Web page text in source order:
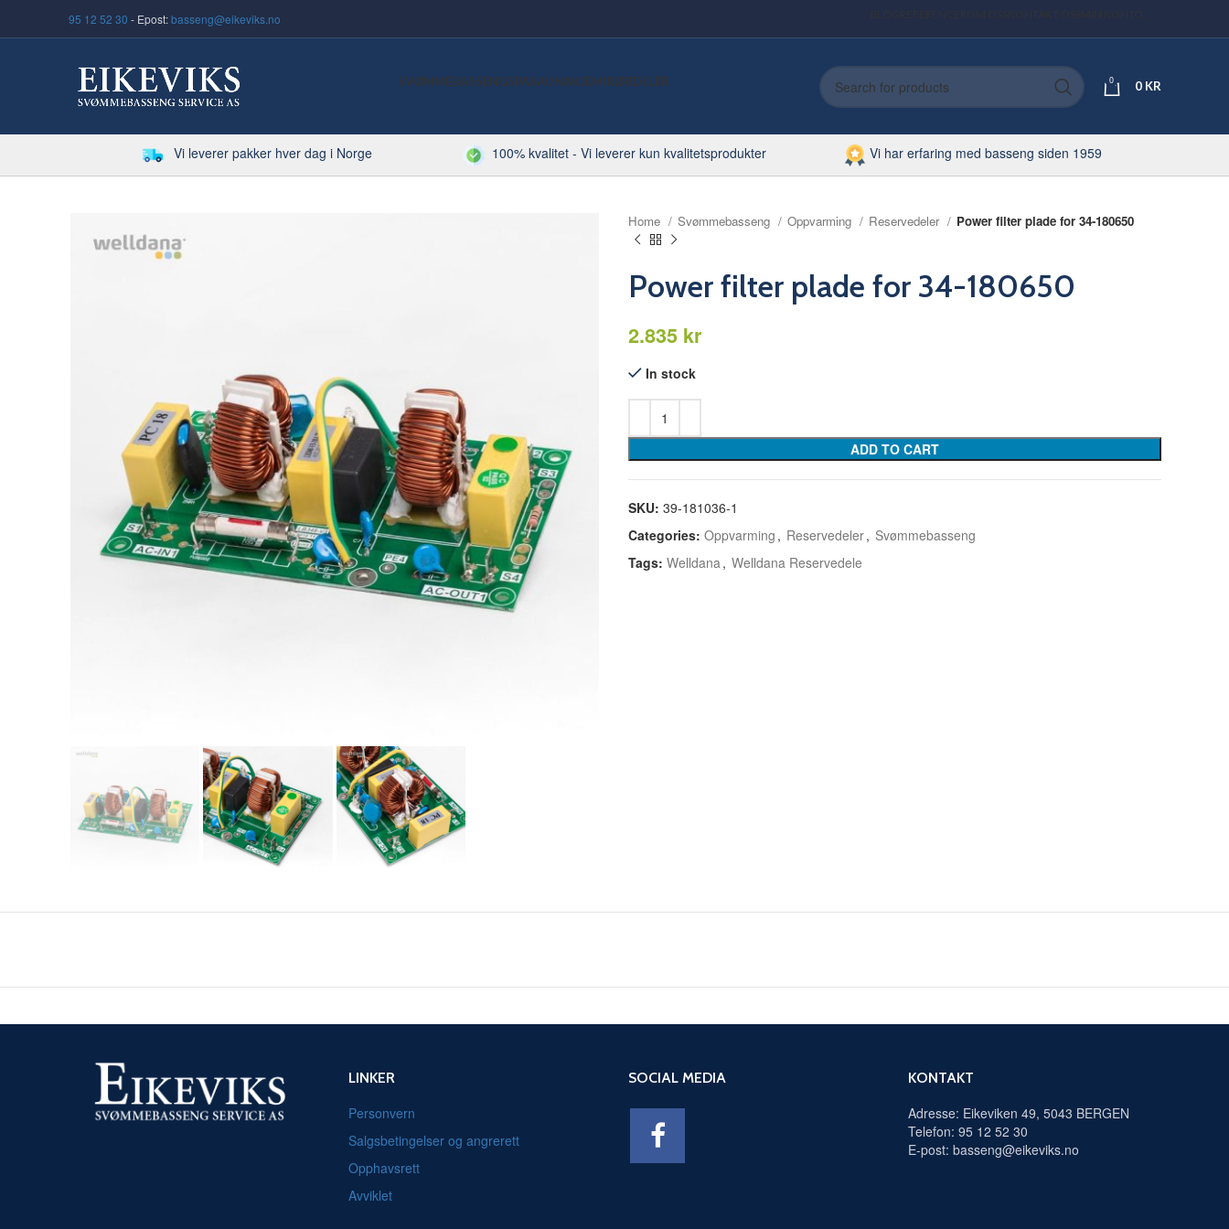
95 12 52 30 - Epost:basseng@eikeviks.no
SVØMMEBASSENGSPASAUNAKJEMIRØRDELER 0 0 KR
Vi leverer pakker hver dag i Norge 100% kvalitet - Vi leverer kun kvalitetsprodukter Vi har erfaring med basseng siden 1959
Home Svømmebasseng Oppvarming Reservedeler Power filter plade for 34-180650
Power filter plade for 34-180650
kr
In stock
ADD TO CART
SKU: 39-181036-1
Categories: Oppvarming , Reservedeler, Svømmebasseng
Tags: Welldana , Welldana Reservedele
LINKER
Personvern
Salgsbetingelser og angrerett
Opphavsrett
Avviklet
SOCIAL MEDIA KONTAKT
Adresse: Eikeviken 49, 5043 BERGEN
Telefon: 95 12 52 30
E-post: basseng@eikeviks.no